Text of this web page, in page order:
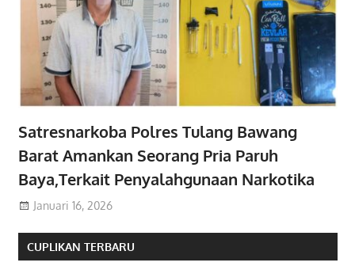
Satresnarkoba Polres Tulang Bawang
Barat Amankan Seorang Pria Paruh
Baya,Terkait Penyalahgunaan Narkotika
Januari 16, 2026
CUPLIKAN TERBARU